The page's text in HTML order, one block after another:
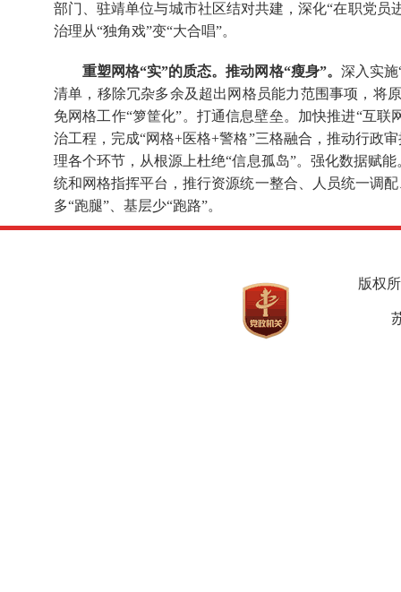
部门、驻靖单位与城市社区结对共建，深化“在职党员
治理从“独角戏”变“大合唱”。
重塑网格“实”的质态。推动网格“瘦身”。 深入实
清单，移除冗杂多余及超出网格员能力范围事项，将
免网格工作“箩筐化”。打通信息壁垒。加快推进“互联
治工程，完成“网格+医格+警格”三格融合，推动行政
理各个环节，从根源上杜绝“信息孤岛”。强化数据赋
统和网格指挥平台，推行资源统一整合、人员统一调
多“跑腿”、基层少“跑路”。
版权